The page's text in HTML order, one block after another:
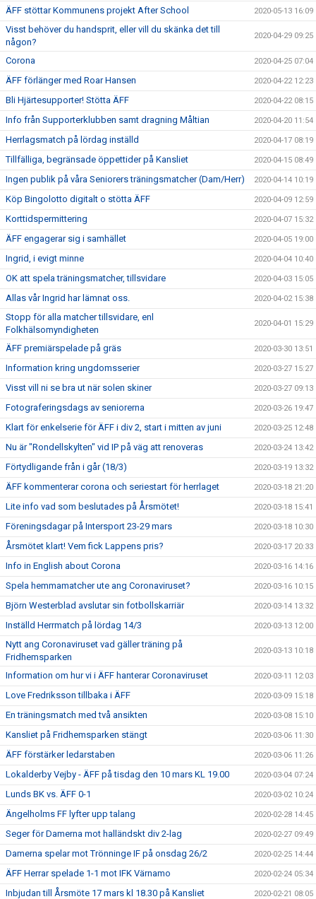
ÄFF stöttar Kommunens projekt After School 2020-05-13 16:09
Visst behöver du handsprit, eller vill du skänka det till
någon?
2020-04-29 09:25
Corona 2020-04-25 07:04
ÄFF förlänger med Roar Hansen 2020-04-22 12:23
Bli Hjärtesupporter! Stötta ÄFF 2020-04-22 08:15
Info från Supporterklubben samt dragning Måltian 2020-04-20 11:54
Herrlagsmatch på lördag inställd 2020-04-17 08:19
Tillfälliga, begränsade öppettider på Kansliet 2020-04-15 08:49
Ingen publik på våra Seniorers träningsmatcher (Dam/Herr) 2020-04-14 10:19
Köp Bingolotto digitalt o stötta ÄFF 2020-04-09 12:59
Korttidspermittering 2020-04-07 15:32
ÄFF engagerar sig i samhället 2020-04-05 19:00
Ingrid, i evigt minne 2020-04-04 10:40
OK att spela träningsmatcher, tillsvidare 2020-04-03 15:05
Allas vår Ingrid har lämnat oss. 2020-04-02 15:38
Stopp för alla matcher tillsvidare, enl
Folkhälsomyndigheten
2020-04-01 15:29
ÄFF premiärspelade på gräs 2020-03-30 13:51
Information kring ungdomsserier 2020-03-27 15:27
Visst vill ni se bra ut när solen skiner 2020-03-27 09:13
Fotograferingsdags av seniorerna 2020-03-26 19:47
Klart för enkelserie för ÄFF i div 2, start i mitten av juni 2020-03-25 12:48
Nu är "Rondellskylten" vid IP på väg att renoveras 2020-03-24 13:42
Förtydligande från i går (18/3) 2020-03-19 13:32
ÄFF kommenterar corona och seriestart för herrlaget 2020-03-18 21:20
Lite info vad som beslutades på Årsmötet! 2020-03-18 15:41
Föreningsdagar på Intersport 23-29 mars 2020-03-18 10:30
Årsmötet klart! Vem fick Lappens pris? 2020-03-17 20:33
Info in English about Corona 2020-03-16 14:16
Spela hemmamatcher ute ang Coronaviruset? 2020-03-16 10:15
Björn Westerblad avslutar sin fotbollskarriär 2020-03-14 13:32
Inställd Herrmatch på lördag 14/3 2020-03-13 12:00
Nytt ang Coronaviruset vad gäller träning på
Fridhemsparken
2020-03-13 10:18
Information om hur vi i ÄFF hanterar Coronaviruset 2020-03-11 12:03
Love Fredriksson tillbaka i ÄFF 2020-03-09 15:18
En träningsmatch med två ansikten 2020-03-08 15:10
Kansliet på Fridhemsparken stängt 2020-03-06 11:30
ÄFF förstärker ledarstaben 2020-03-06 11:26
Lokalderby Vejby - ÄFF på tisdag den 10 mars KL 19.00 2020-03-04 07:24
Lunds BK vs. ÄFF 0-1 2020-03-02 10:24
Ängelholms FF lyfter upp talang 2020-02-28 14:45
Seger för Damerna mot halländskt div 2-lag 2020-02-27 09:49
Damerna spelar mot Trönninge IF på onsdag 26/2 2020-02-25 14:44
ÄFF Herrar spelade 1-1 mot IFK Värnamo 2020-02-24 05:34
Inbjudan till Årsmöte 17 mars kl 18.30 på Kansliet 2020-02-21 08:05